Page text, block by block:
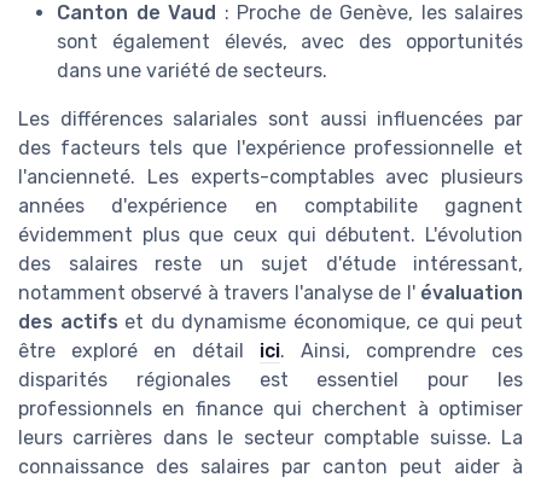
Canton de Vaud : Proche de Genève, les salaires
sont également élevés, avec des opportunités
dans une variété de secteurs.
Les différences salariales sont aussi influencées par
des facteurs tels que l'expérience professionnelle et
l'ancienneté. Les experts-comptables avec plusieurs
années d'expérience en comptabilite gagnent
évidemment plus que ceux qui débutent. L'évolution
des salaires reste un sujet d'étude intéressant,
notamment observé à travers l'analyse de l' évaluation
des actifs et du dynamisme économique, ce qui peut
être exploré en détail ici. Ainsi, comprendre ces
disparités régionales est essentiel pour les
professionnels en finance qui cherchent à optimiser
leurs carrières dans le secteur comptable suisse. La
connaissance des salaires par canton peut aider à